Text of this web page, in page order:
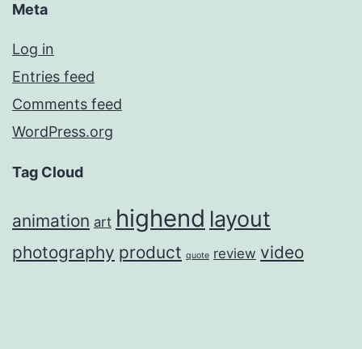
Meta
Log in
Entries feed
Comments feed
WordPress.org
Tag Cloud
animation art highend layout
photography product quote review video